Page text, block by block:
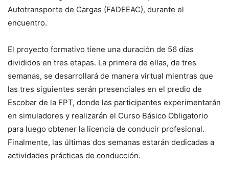
Autotransporte de Cargas (FADEEAC), durante el
encuentro.
El proyecto formativo tiene una duración de 56 días
divididos en tres etapas. La primera de ellas, de tres
semanas, se desarrollará de manera virtual mientras que
las tres siguientes serán presenciales en el predio de
Escobar de la FPT, donde las participantes experimentarán
en simuladores y realizarán el Curso Básico Obligatorio
para luego obtener la licencia de conducir profesional.
Finalmente, las últimas dos semanas estarán dedicadas a
actividades prácticas de conducción.